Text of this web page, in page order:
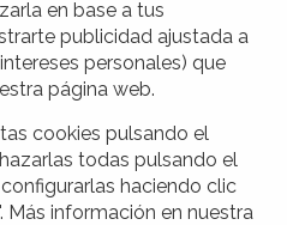
en base a tus
publicidad ajustada a
personales) que
página web.
cookies pulsando el
todas pulsando el
haciendo clic
Más información en nuestra